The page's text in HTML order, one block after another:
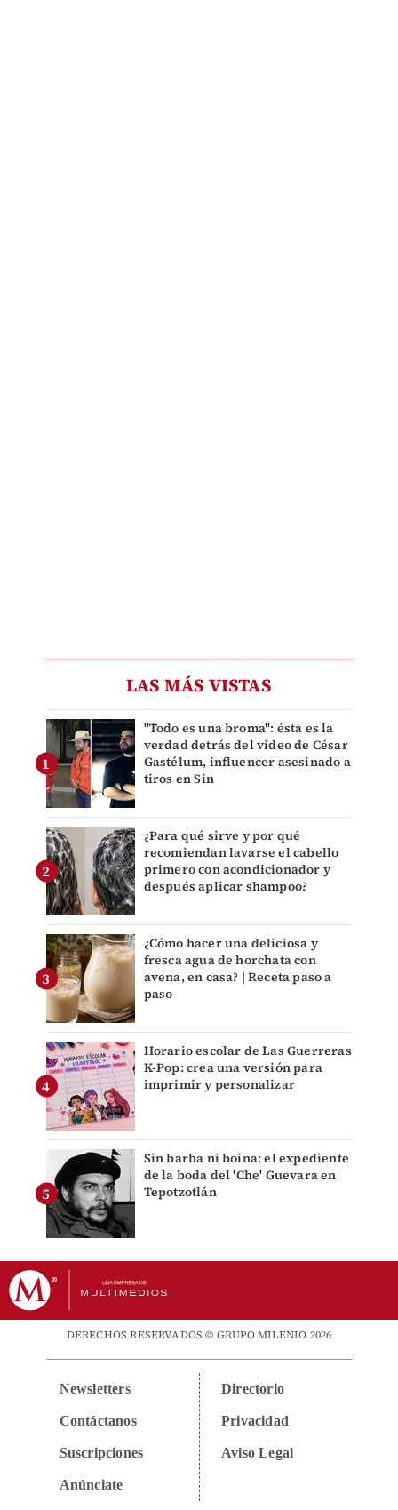
LAS MÁS VISTAS
"Todo es una broma": ésta es la
verdad detrás del video de César
Gastélum, influencer asesinado a
tiros en Sin
¿Para qué sirve y por qué
recomiendan lavarse el cabello
primero con acondicionador y
después aplicar shampoo?
¿Cómo hacer una deliciosa y
fresca agua de horchata con
avena, en casa? | Receta paso a
paso
Horario escolar de Las Guerreras
K-Pop: crea una versión para
imprimir y personalizar
Sin barba ni boina: el expediente
de la boda del 'Che' Guevara en
Tepotzotlán
DERECHOS RESERVADOS © GRUPO MILENIO 2026
Newsletters
Contáctanos
Suscripciones
Anúnciate
Directorio
Privacidad
Aviso Legal